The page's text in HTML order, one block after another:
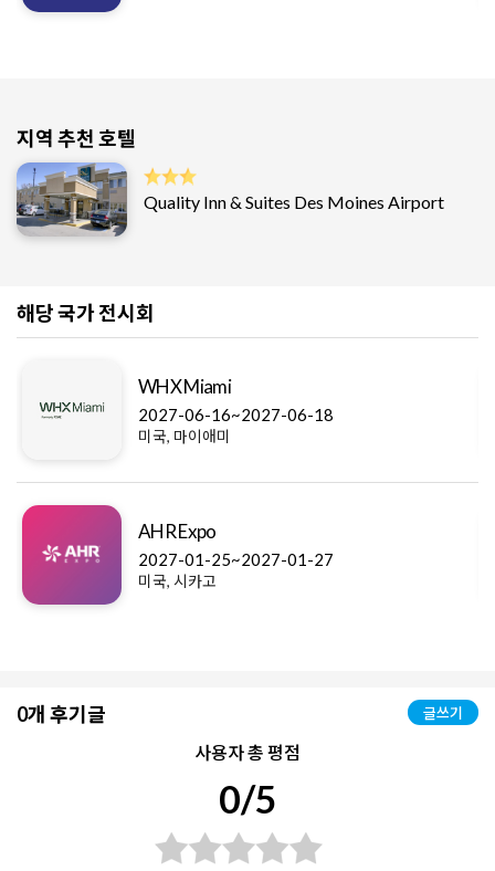
지역 추천 호텔
Quality Inn & Suites Des Moines Airport
해당 국가 전시회
WHX Miami
2027-06-16~2027-06-18
미국, 마이애미
AHR Expo
2027-01-25~2027-01-27
미국, 시카고
0개 후기글 글쓰기
사용자 총 평점
0/5